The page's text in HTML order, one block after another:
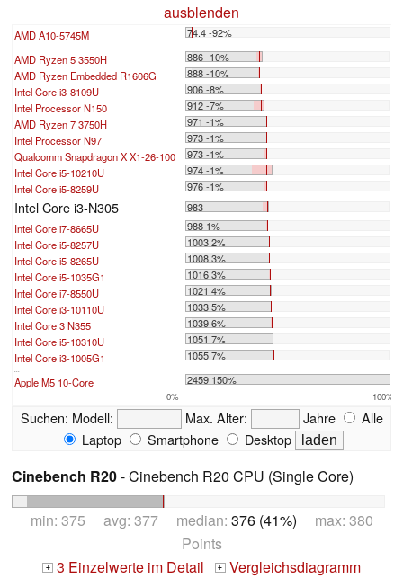
ausblenden
AMD A10-5745M 74.4 -92%
AMD Ryzen 5 3550H
886 -10%
AMD Ryzen Embedded R1606G
888 -10%
Intel Core i3-8109U
906 -8%
Intel Processor N150
912 -7%
AMD Ryzen 7 3750H
971 -1%
Intel Processor N97
973 -1%
Qualcomm Snapdragon X X1-26-100
973 -1%
Intel Core i5-10210U
974 -1%
Intel Core i5-8259U
976 -1%
Intel Core i3-N305
983
Intel Core i7-8665U
988 1%
Intel Core i5-8257U
1003 2%
Intel Core i5-8265U
1008 3%
Intel Core i5-1035G1
1016 3%
Intel Core i7-8550U
1021 4%
Intel Core i3-10110U
1033 5%
Intel Core 3 N355
1039 6%
Intel Core i5-10310U
1051 7%
Intel Core i3-1005G1
1055 7%
Apple M5 10-Core 2459 150%
0% 100%
Suchen: Modell: Max. Alter: Jahre
Alle
Laptop
Smartphone Desktop
Cinebench R20- Cinebench R20 CPU (Single Core)
min: 375 avg: 377 median: 376 (41%) max: 380
Points
+ 3 Einzelwerte im Detail + Vergleichsdiagramm